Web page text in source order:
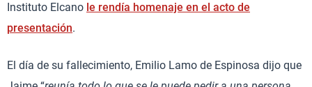
Instituto Elcano le rendía homenaje en el acto de
presentación.
El día de su fallecimiento, Emilio Lamo de Espinosa dijo que